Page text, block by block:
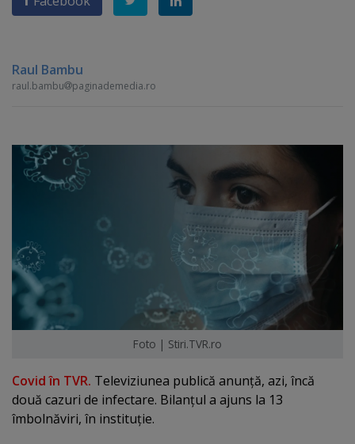
Raul Bambu
raul.bambu paginademedia.ro
Foto | Stiri.TVR.ro
Covid în TVR. Televiziunea publică anunţă, azi, încă
două cazuri de infectare. Bilanţul a ajuns la 13
îmbolnăviri, în instituţie.